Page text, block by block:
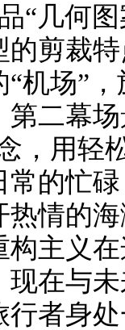
几何图
的剪裁
机场”
二幕
，用轻
常的忙
情的
构主义
在与
行者身